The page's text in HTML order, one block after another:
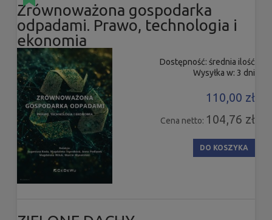
Zrównoważona gospodarka
odpadami. Prawo, technologia i
ekonomia
Dostępność: średnia ilość
Wysyłka w: 3 dni
110,00 zł
Cena netto: 104,76 zł
DO KOSZYKA